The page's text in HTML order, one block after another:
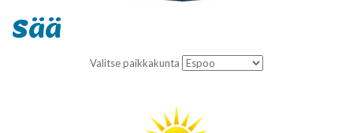
Sää
Valitse paikkakunta